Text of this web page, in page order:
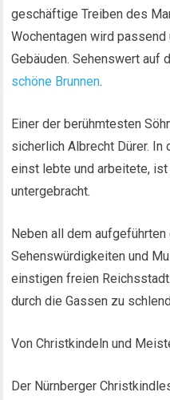
geschäftige Treiben des
Wochentagen wird
Gebäuden. Sehenswert auf
schöne Brunnen.
Einer der berühmtesten
sicherlich Albrecht Dürer. In
einst lebte und arbeitete,
untergebracht.
Neben all dem
Sehenswürdigkeiten und
einstigen freien
durch die Gassen zu
Von Christkindeln und
Der Nürnberger